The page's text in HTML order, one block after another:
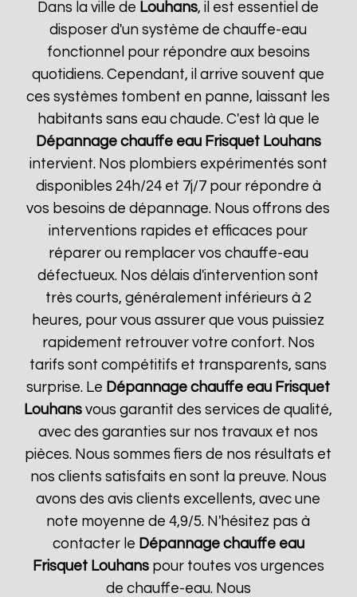
Dans la ville de Louhans, il est essentiel de
disposer d'un système de chauffe-eau
fonctionnel pour répondre aux besoins
quotidiens. Cependant, il arrive souvent que
ces systèmes tombent en panne, laissant les
habitants sans eau chaude. C'est là que le
Dépannage chauffe eau Frisquet Louhans
intervient. Nos plombiers expérimentés sont
disponibles 24h/24 et 7j/7 pour répondre à
vos besoins de dépannage. Nous offrons des
interventions rapides et efficaces pour
réparer ou remplacer vos chauffe-eau
défectueux. Nos délais d'intervention sont
très courts, généralement inférieurs à 2
heures, pour vous assurer que vous puissiez
rapidement retrouver votre confort. Nos
tarifs sont compétitifs et transparents, sans
surprise. Le Dépannage chauffe eau Frisquet
Louhans vous garantit des services de qualité,
avec des garanties sur nos travaux et nos
pièces. Nous sommes fiers de nos résultats et
nos clients satisfaits en sont la preuve. Nous
avons des avis clients excellents, avec une
note moyenne de 4,9/5. N'hésitez pas à
contacter le Dépannage chauffe eau
Frisquet Louhanspour toutes vos urgences
de chauffe-eau. Nous